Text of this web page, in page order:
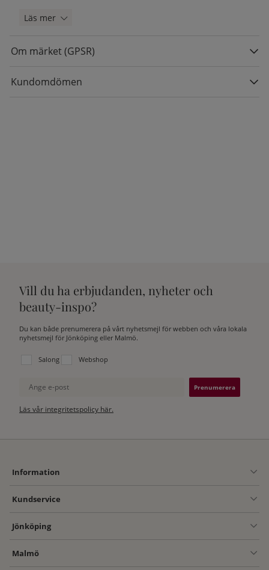
Läs mer
Om märket (GPSR)
Kundomdömen
Vill du ha erbjudanden, nyheter och
beauty-inspo?
Du kan både prenumerera på vårt nyhetsmejl för webben och våra lokala
nyhetsmejl för Jönköping eller Malmö.
Välj vilken lista du vill prenumerera på:
Salong Webshop
Ange e-post
Läs vår integritetspolicy här.
Information
Kundservice
Jönköping
Malmö